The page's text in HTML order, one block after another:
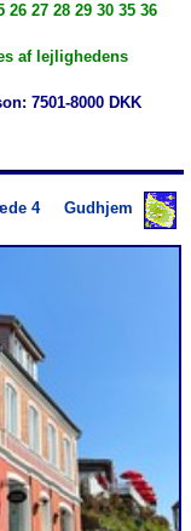
27 28 29 30 35 36
af lejlighedens
7501-8000 DKK
4 Gudhjem